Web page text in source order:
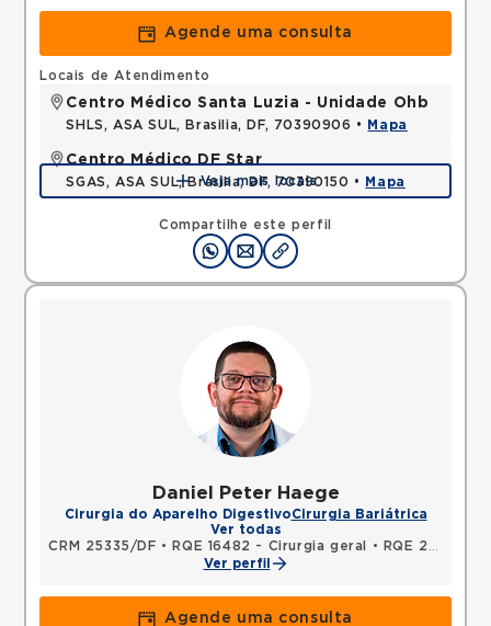
Agende uma consulta
Compartilhe este perfil
Locais de Atendimento
Centro Médico Santa Luzia - Unidade Ohb
SHLS, ASA SUL, Brasilia, DF, 70390906 • Mapa
Centro Médico DF Star
SGAS, ASA SUL, Brasilia, DF, 70390150 • Mapa
Veja mais locais
Daniel Peter Haege
Cirurgia do Aparelho DigestivoCirurgia Bariátrica
Ver todas
CRM 25335/DF • RQE 16482 - Cirurgia geral •
RQE 22956 - Cirurgia do aparelho digestivo
Ver perfil
Agende uma consulta